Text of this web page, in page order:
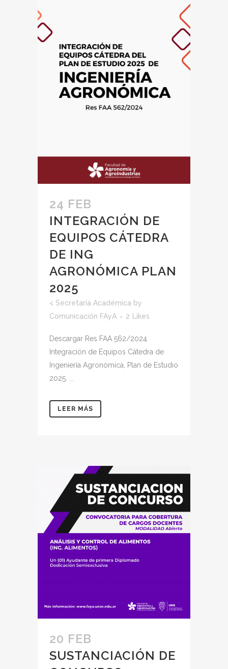
24 FEB
INTEGRACIÓN DE
EQUIPOS CÁTEDRA
DE ING
AGRONÓMICA PLAN
2025
< Secretaría Académica by
Comunicación FAyA
2 Likes
Descargar Res FAA 562/2024
Integración de Equipos Cátedra de
Ingeniería Agronómica, Plan de Estudio
2025. ...
LEER MÁS
20 FEB
SUSTANCIACIÓN DE